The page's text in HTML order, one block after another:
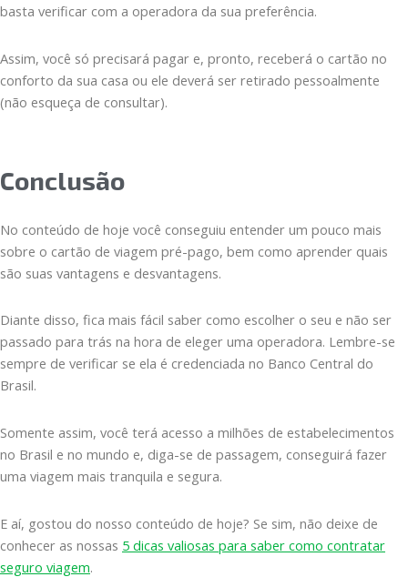
basta verificar com a operadora da sua preferência.
Assim, você só precisará pagar e, pronto, receberá o cartão no
conforto da sua casa ou ele deverá ser retirado pessoalmente
(não esqueça de consultar).
Conclusão
No conteúdo de hoje você conseguiu entender um pouco mais
sobre o cartão de viagem pré-pago, bem como aprender quais
são suas vantagens e desvantagens.
Diante disso, fica mais fácil saber como escolher o seu e não ser
passado para trás na hora de eleger uma operadora. Lembre-se
sempre de verificar se ela é credenciada no Banco Central do
Brasil.
Somente assim, você terá acesso a milhões de estabelecimentos
no Brasil e no mundo e, diga-se de passagem, conseguirá fazer
uma viagem mais tranquila e segura.
E aí, gostou do nosso conteúdo de hoje? Se sim, não deixe de
conhecer as nossas 5 dicas valiosas para saber como contratar
seguro viagem.